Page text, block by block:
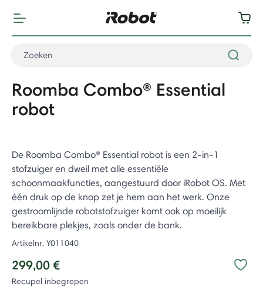
Roomba Combo® Essential
robot
De Roomba Combo® Essential robot is een 2-in-1
stofzuiger en dweil met alle essentiële
schoonmaakfuncties, aangestuurd door iRobot OS. Met
één druk op de knop zet je hem aan het werk. Onze
gestroomlijnde robotstofzuiger komt ook op moeilijk
bereikbare plekjes, zoals onder de bank. ​
Artikelnr. Y011040
299,00 €
Recupel inbegrepen